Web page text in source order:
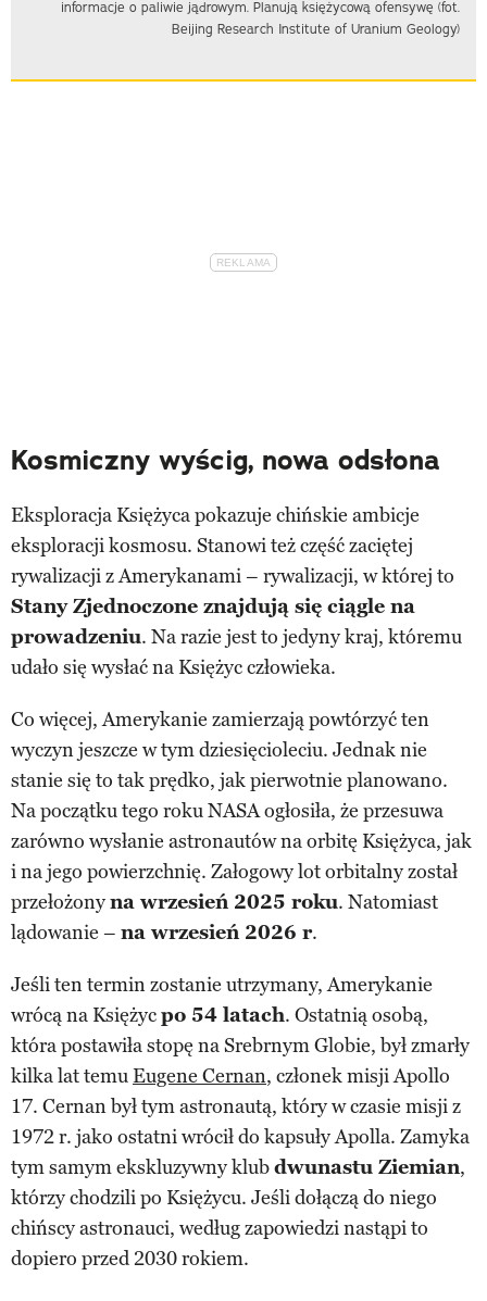
informacje o paliwie jądrowym. Planują księżycową ofensywę (fot.
Beijing Research Institute of Uranium Geology)
Kosmiczny wyścig, nowa odsłona
Eksploracja Księżyca pokazuje chińskie ambicje
eksploracji kosmosu. Stanowi też część zaciętej
rywalizacji z Amerykanami – rywalizacji, w której to
Stany Zjednoczone znajdują się ciągle na
prowadzeniu. Na razie jest to jedyny kraj, któremu
udało się wysłać na Księżyc człowieka.
Co więcej, Amerykanie zamierzają powtórzyć ten
wyczyn jeszcze w tym dziesięcioleciu. Jednak nie
stanie się to tak prędko, jak pierwotnie planowano.
Na początku tego roku NASA ogłosiła, że przesuwa
zarówno wysłanie astronautów na orbitę Księżyca, jak
i na jego powierzchnię. Załogowy lot orbitalny został
przełożonyna wrzesień 2025 roku. Natomiast
lądowanie – na wrzesień 2026 r.
Jeśli ten termin zostanie utrzymany, Amerykanie
wrócą na Księżycpo 54 latach. Ostatnią osobą,
która postawiła stopę na Srebrnym Globie, był zmarły
kilka lat temuEugene Cernan, członek misji Apollo
17. Cernan był tym astronautą, który w czasie misji z
1972 r. jako ostatni wrócił do kapsuły Apolla. Zamyka
tym samym ekskluzywny klubdwunastu Ziemian,
którzy chodzili po Księżycu. Jeśli dołączą do niego
chińscy astronauci, według zapowiedzi nastąpi to
dopiero przed 2030 rokiem.